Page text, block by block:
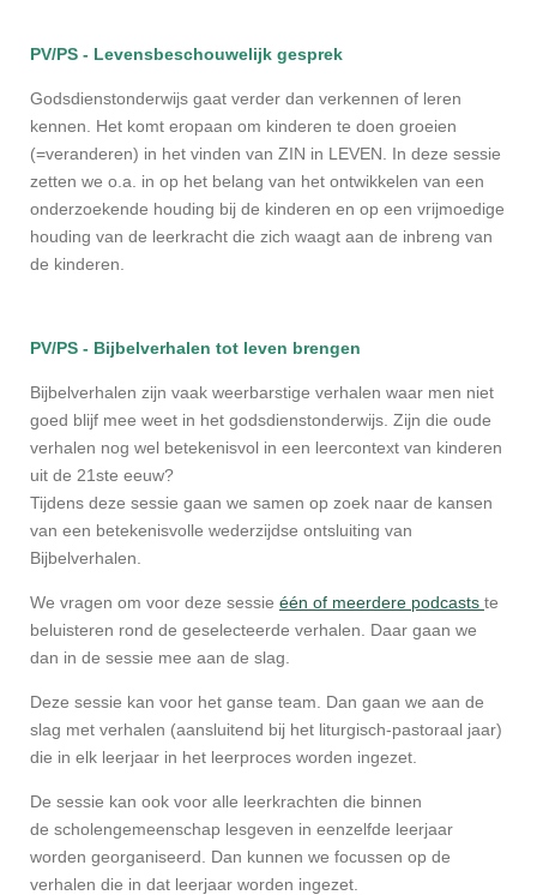
PV/PS - Levensbeschouwelijk gesprek
Godsdienstonderwijs gaat verder dan verkennen of leren
kennen. Het komt eropaan om kinderen te doen groeien
(=veranderen) in het vinden van ZIN in LEVEN. In deze sessie
zetten we o.a. in op het belang van het ontwikkelen van een
onderzoekende houding bij de kinderen en op een vrijmoedige
houding van de leerkracht die zich waagt aan de inbreng van
de kinderen.
PV/PS - Bijbelverhalen tot leven brengen
Bijbelverhalen zijn vaak weerbarstige verhalen waar men niet
goed blijf mee weet in het godsdienstonderwijs. Zijn die oude
verhalen nog wel betekenisvol in een leercontext van kinderen
uit de 21ste eeuw?
Tijdens deze sessie gaan we samen op zoek naar de kansen
van een betekenisvolle wederzijdse ontsluiting van
Bijbelverhalen.
We vragen om voor deze sessie één of meerdere podcasts te
beluisteren rond de geselecteerde verhalen. Daar gaan we
dan in de sessie mee aan de slag.
Deze sessie kan voor het ganse team. Dan gaan we aan de
slag met verhalen (aansluitend bij het liturgisch-pastoraal jaar)
die in elk leerjaar in het leerproces worden ingezet.
De sessie kan ook voor alle leerkrachten die binnen
de scholengemeenschap lesgeven in eenzelfde leerjaar
worden georganiseerd. Dan kunnen we focussen op de
verhalen die in dat leerjaar worden ingezet.